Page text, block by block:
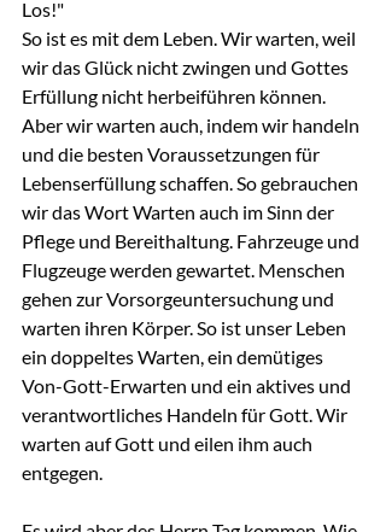
Los!"
So ist es mit dem Leben. Wir warten, weil
wir das Glück nicht zwingen und Gottes
Erfüllung nicht herbeiführen können.
Aber wir warten auch, indem wir handeln
und die besten Voraussetzungen für
Lebenserfüllung schaffen. So gebrauchen
wir das Wort Warten auch im Sinn der
Pflege und Bereithaltung. Fahrzeuge und
Flugzeuge werden gewartet. Menschen
gehen zur Vorsorgeuntersuchung und
warten ihren Körper. So ist unser Leben
ein doppeltes Warten, ein demütiges
Von-Gott-Erwarten und ein aktives und
verantwortliches Handeln für Gott. Wir
warten auf Gott und eilen ihm auch
entgegen.